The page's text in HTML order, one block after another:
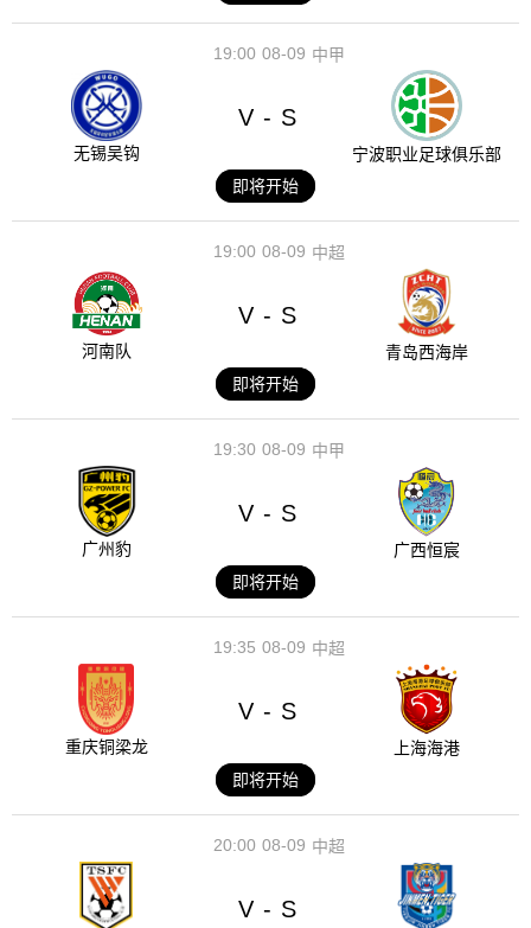
08-09
19:00 中甲
无锡吴钩
V - S
宁波职业足球俱乐部
即将开始
08-09
19:00 中超
河南队
V - S
青岛西海岸
即将开始
08-09
19:30 中甲
广州豹
V - S
广西恒宸
即将开始
08-09
19:35 中超
重庆铜梁龙
V - S
上海海港
即将开始
08-09
20:00 中超
V - S